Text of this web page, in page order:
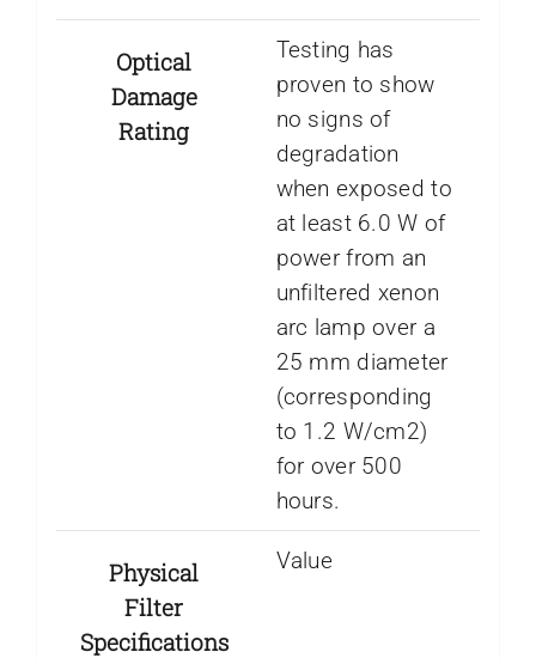
Optical
Damage
Rating
Testing has
proven to show
no signs of
degradation
when exposed to
at least 6.0 W of
power from an
unfiltered xenon
arc lamp over a
25 mm diameter
(corresponding
to 1.2 W/cm2)
for over 500
hours.
Physical
Filter
Specifications
Value